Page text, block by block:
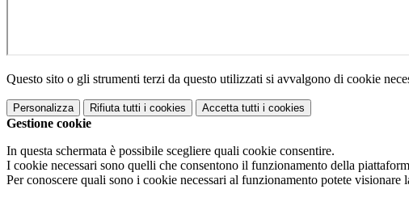
Questo sito o gli strumenti terzi da questo utilizzati si avvalgono di cookie
Personalizza Rifiuta tutti i cookies Accetta tutti i cookies
Gestione cookie
In questa schermata è possibile scegliere quali cookie consentire.
I cookie necessari sono quelli che consentono il funzionamento della
Per conoscere quali sono i cookie necessari al funzionamento potete visionare